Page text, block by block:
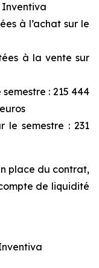
Inventiva
à l’achat sur le
à la vente sur
: 215 444
le semestre : 231
place du contrat,
de liquidité